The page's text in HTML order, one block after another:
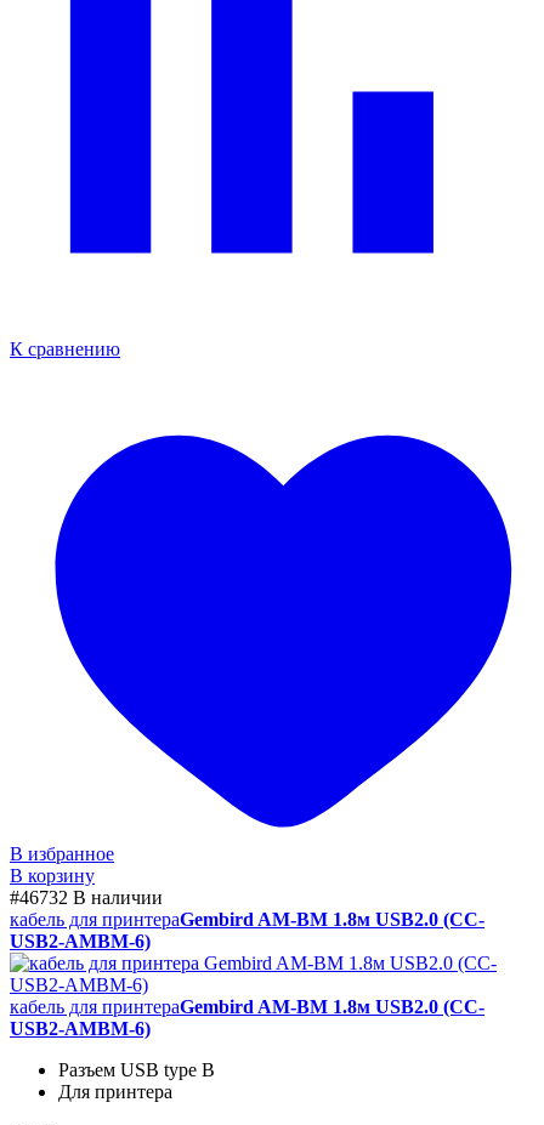
К сравнению
В избранное
В корзину
#46732 В наличии
кабель для принтераGembird AM-BM 1.8м USB2.0 (CC-
USB2-AMBM-6)
кабель для принтераGembird AM-BM 1.8м USB2.0 (CC-
USB2-AMBM-6)
Разъем USB type B
Для принтера